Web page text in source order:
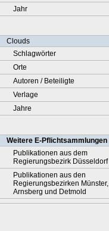
Jahr
Clouds
Schlagwörter
Orte
Autoren / Beteiligte
Verlage
Jahre
Weitere E-Pflichtsammlungen
Publikationen aus dem
Regierungsbezirk Düsseldorf
Publikationen aus den
Regierungsbezirken Münster,
Arnsberg und Detmold